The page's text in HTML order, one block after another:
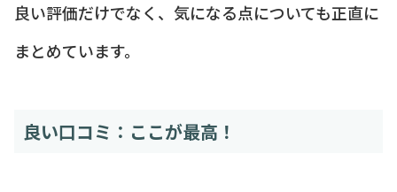
良い評価だけでなく、気になる点についても正直に
まとめています。
良い口コミ：ここが最高！